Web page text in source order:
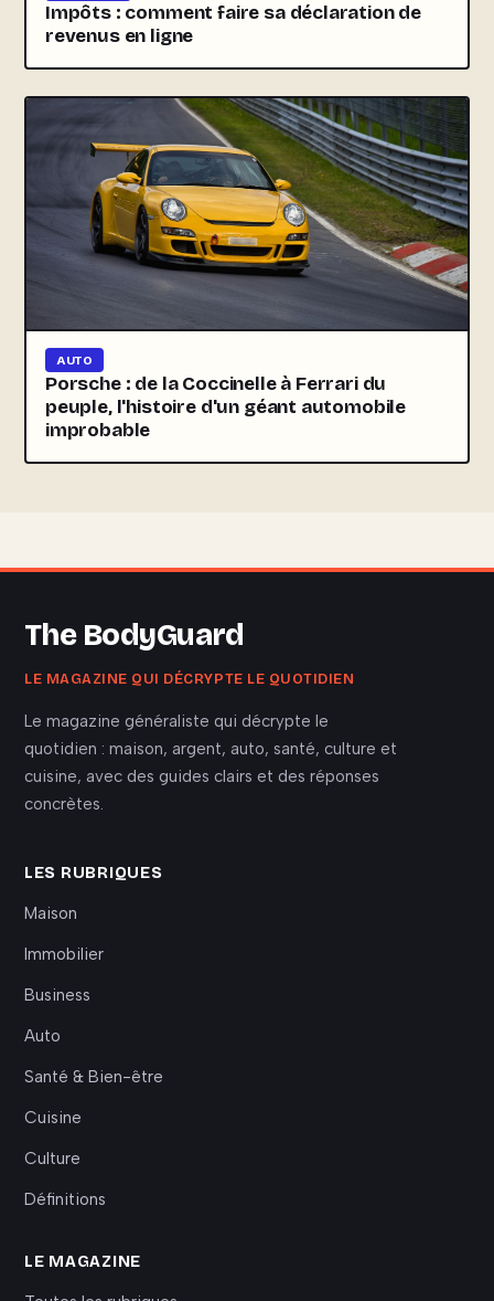
Impôts : comment faire sa déclaration de
revenus en ligne
AUTO
Porsche : de la Coccinelle à Ferrari du
peuple, l'histoire d'un géant automobile
improbable
The BodyGuard
LE MAGAZINE QUI DÉCRYPTE LE QUOTIDIEN
Le magazine généraliste qui décrypte le
quotidien : maison, argent, auto, santé, culture et
cuisine, avec des guides clairs et des réponses
concrètes.
LES RUBRIQUES
Maison
Immobilier
Business
Auto
Santé & Bien-être
Cuisine
Culture
Définitions
LE MAGAZINE